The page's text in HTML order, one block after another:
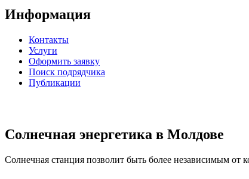
Информация
Контакты
Услуги
Оформить заявку
Поиск подрядчика
Публикации
Солнечная энергетика в Молдове
Солнечная станция позволит быть более независимым от